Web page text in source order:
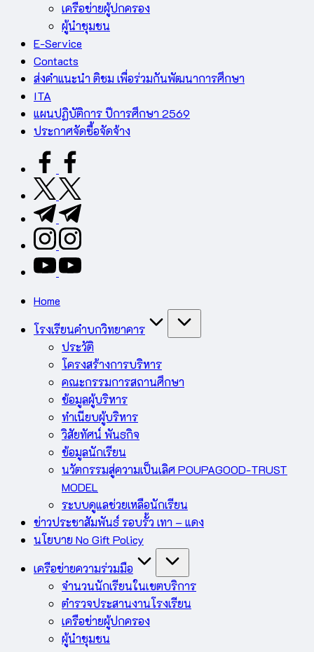
เครือข่ายผู้ปกครอง
ผู้นำชุมชน
E-Service
Contacts
ส่งคำแนะนำ ติชม เพื่อร่วมกันพัฒนาการศึกษา
ITA
แผนปฏิบัติการ ปีการศึกษา 2569
ประกาศจัดซื้อจัดจ้าง
facebook.com
twitter.com
t.me
instagram.com
youtube.com
Home
โรงเรียนคำบกวิทยาคาร
ประวัติ
โครงสร้างการบริหาร
คณะกรรมการสถานศึกษา
ข้อมูลผู้บริหาร
ทำเนียบผู้บริหาร
วิสัยทัศน์ พันธกิจ
ข้อมูลนักเรียน
นวัตกรรมสู่ความเป็นเลิศ POUPAGOOD-TRUST
MODEL
ระบบดูแลช่วยเหลือนักเรียน
ข่าวประชาสัมพันธ์ รอบรั้ว เทา – แดง
นโยบาย No Gift Policy
เครือข่ายความร่วมมือ
จำนวนนักเรียนในเขตบริการ
ตำรวจประสานงานโรงเรียน
เครือข่ายผู้ปกครอง
ผู้นำชุมชน